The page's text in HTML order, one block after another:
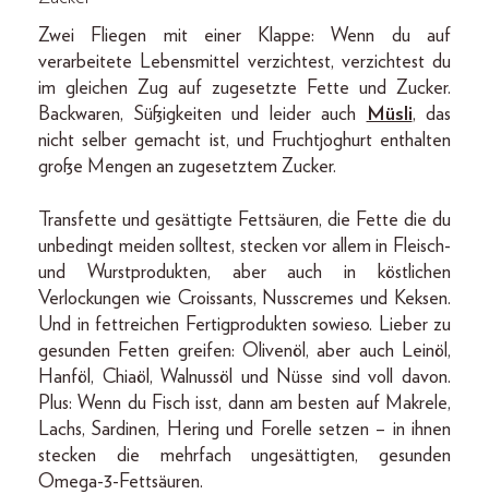
Zwei Fliegen mit einer Klappe: Wenn du auf
verarbeitete Lebensmittel verzichtest, verzichtest du
im gleichen Zug auf zugesetzte Fette und Zucker.
Backwaren, Süßigkeiten und leider auch
Müsli, das
nicht selber gemacht ist, und Fruchtjoghurt enthalten
große Mengen an zugesetztem Zucker.
Transfette und gesättigte Fettsäuren, die Fette die du
unbedingt meiden solltest, stecken vor allem in Fleisch-
und Wurstprodukten, aber auch in köstlichen
Verlockungen wie Croissants, Nusscremes und Keksen.
Und in fettreichen Fertigprodukten sowieso. Lieber zu
gesunden Fetten greifen: Olivenöl, aber auch Leinöl,
Hanföl, Chiaöl, Walnussöl und Nüsse sind voll davon.
Plus: Wenn du Fisch isst, dann am besten auf Makrele,
Lachs, Sardinen, Hering und Forelle setzen – in ihnen
stecken die mehrfach ungesättigten, gesunden
Omega-3-Fettsäuren.